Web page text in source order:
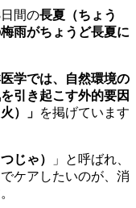
間の長夏（ちょう
梅雨がちょうど長夏に
学では、自然環境の
引き起こす外的要因
）」 を掲げています
じゃ）
」と呼ばれ、
ケアしたいのが、消